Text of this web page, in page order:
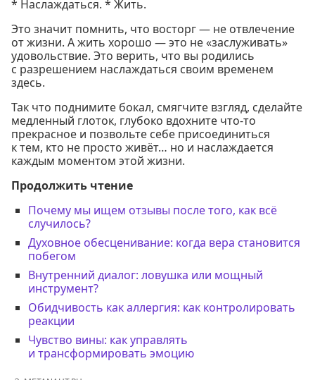
* Наслаждаться. * Жить.
Это значит помнить, что восторг — не отвлечение
от жизни. А жить хорошо — это не «заслуживать»
удовольствие. Это верить, что вы родились
с разрешением наслаждаться своим временем
здесь.
Так что поднимите бокал, смягчите взгляд, сделайте
медленный глоток, глубоко вдохните что-то
прекрасное и позвольте себе присоединиться
к тем, кто не просто живёт… но и наслаждается
каждым моментом этой жизни.
Продолжить чтение
Почему мы ищем отзывы после того, как всё
случилось?
Духовное обесценивание: когда вера становится
побегом
Внутренний диалог: ловушка или мощный
инструмент?
Обидчивость как аллергия: как контролировать
реакции
Чувство вины: как управлять
и трансформировать эмоцию